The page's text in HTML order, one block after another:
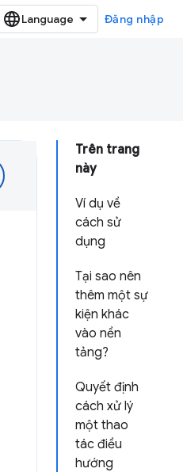
Đăng nhập
Trên trang
này
Ví dụ về
cách sử
dụng
Tại sao nên
thêm một sự
kiện khác
vào nền
tảng?
Quyết định
cách xử lý
một thao
tác điều
hướng